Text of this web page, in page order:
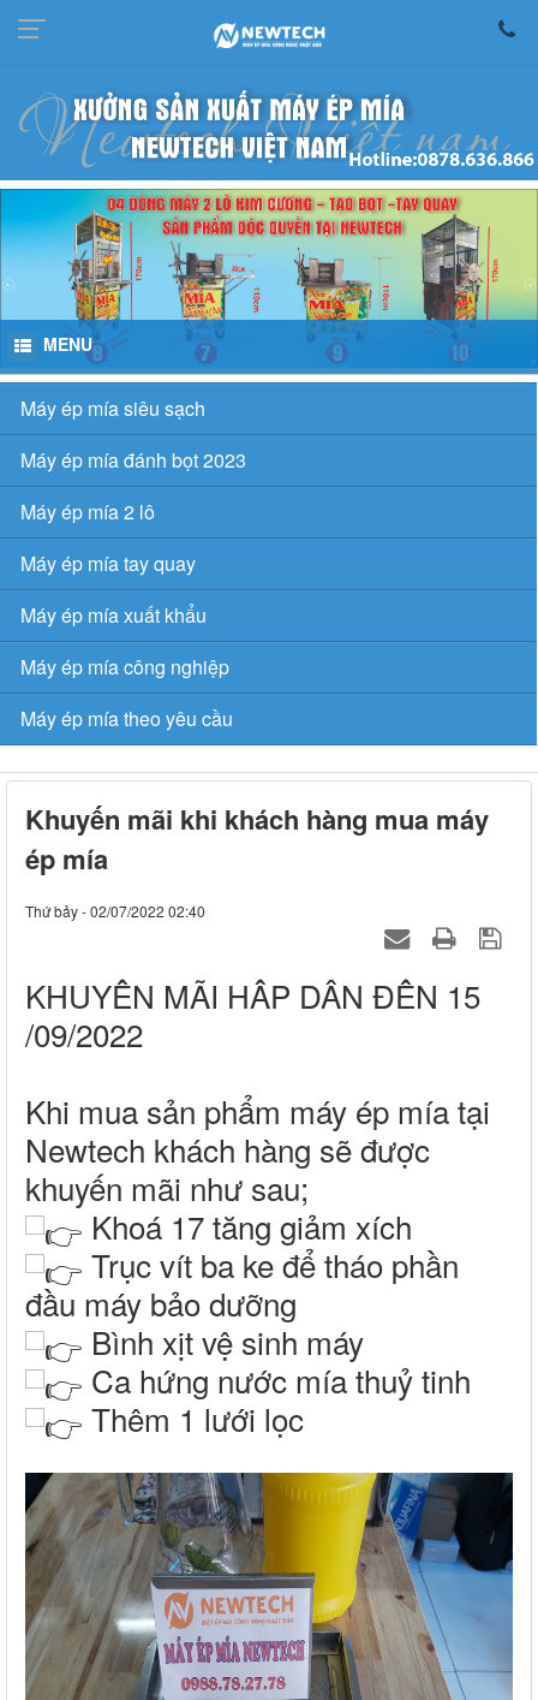
MENU
Máy ép mía siêu sạch
Máy ép mía đánh bọt 2023
Máy ép mía 2 lô
Máy ép mía tay quay
Máy ép mía xuất khẩu
Máy ép mía công nghiệp
Máy ép mía theo yêu cầu
Khuyến mãi khi khách hàng mua máy
ép mía
Thứ bảy - 02/07/2022 02:40
KHUYẾN MÃI HẤP DẪN ĐẾN 15
/09/2022
Khi mua sản phẩm máy ép mía tại
Newtech khách hàng sẽ được
khuyến mãi như sau;
Khoá 17 tăng giảm xích
Trục vít ba ke để tháo phần
đầu máy bảo dưỡng
Bình xịt vệ sinh máy
Ca hứng nước mía thuỷ tinh
Thêm 1 lưới lọc